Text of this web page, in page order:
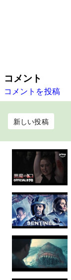
コメント
コメントを投稿
新しい投稿